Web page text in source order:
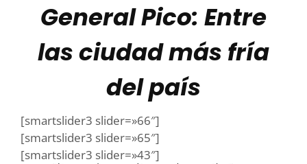
General Pico: Entre
las ciudad más fría
del país
[smartslider3 slider=»66″]
[smartslider3 slider=»65″]
[smartslider3 slider=»43″]